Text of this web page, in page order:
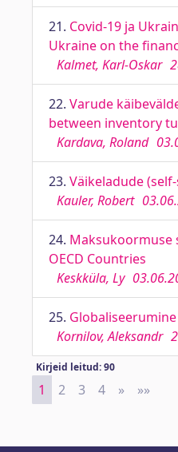
21. Covid-19 ja
Ukraine on the
Kalmet, Karl-Oskar
22. Varude
between inventory
Kardava, Roland
23. Väikeladude
Kauler, Robert
24. Maksukoormuse
OECD Countries
Keskküla, Ly
25.
Kornilov, Aleksandr
Kirjeid leitud: 90
1 2 3 4 » Next
»»